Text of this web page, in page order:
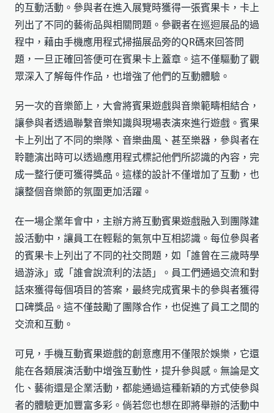
的互動活動。參與者在進入展覽時獲得一張賓果卡，卡上
列出了不同的藝術品與相關問題。參觀者在巡迴展品的過
程中，藉由手機應用程式掃描展品旁的QR碼來回答問
題，一旦正確回答便可在賓果卡上蓋章。這不僅驅動了觀
眾深入了解每件作品，也增強了他們的互動體驗。
另一次的音樂節上，大會將賓果遊戲與音樂範疇相結合，
讓參與者透過聯繫音樂知識與現場表演來進行遊戲。賓果
卡上列出了不同的樂隊、音樂曲風、甚至樂器，參與者在
聆聽演出時可以透過應用程式標記他們所認識的內容，完
成一整行便可獲得獎品。這樣的設計不僅增加了互動，也
讓整個音樂節的氛圍更加活躍。
在一場企業年會中，主辦方將互動賓果遊戲融入到團隊建
設活動中，讓員工在輕鬆的氣氛中互相認識。每位參與者
的賓果卡上列出了不同的社交問題，如「誰曾在三歲時學
過游泳」或「誰會說流利的法語」。員工們通過交流和對
話來獲得每個項目的答案，最終完成賓果卡的參與者獲得
口碑獎品。這不僅鼓勵了團隊合作，也促進了員工之間的
交流和互動。
可見，手機互動賓果遊戲的創意應用不僅限於娛樂，它還
能在各類展演活動中增強互動性，提升參與感。無論是文
化、藝術還是企業活動，都能通過這種新穎的方式使參與
者的體驗更加豐富多彩。倘若您也想在即將舉辦的活動中